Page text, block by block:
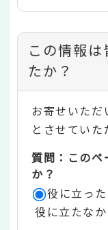
コ
ン
テ
ン
ツ
評
価
この情報
たか？
お寄せいただ
とさせていた
質問：このペ
か？
役に立った
役に立たな